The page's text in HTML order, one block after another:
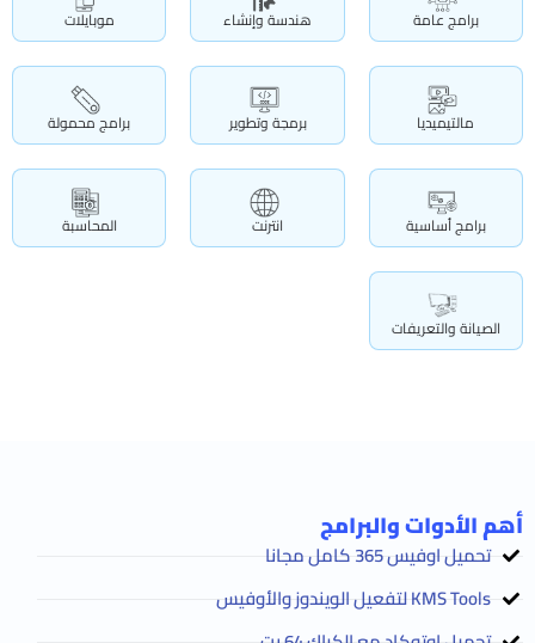
برامج عامة هندسة وإنشاء موبايلات
مالتيميديا برمجة وتطوير برامج محمولة
برامج أساسية انترنت المحاسبة
الصيانة والتعريفات
أهم الأدوات والبرامج
تحميل اوفيس 365 كامل مجانا
KMS Tools لتفعيل الويندوز والأوفيس